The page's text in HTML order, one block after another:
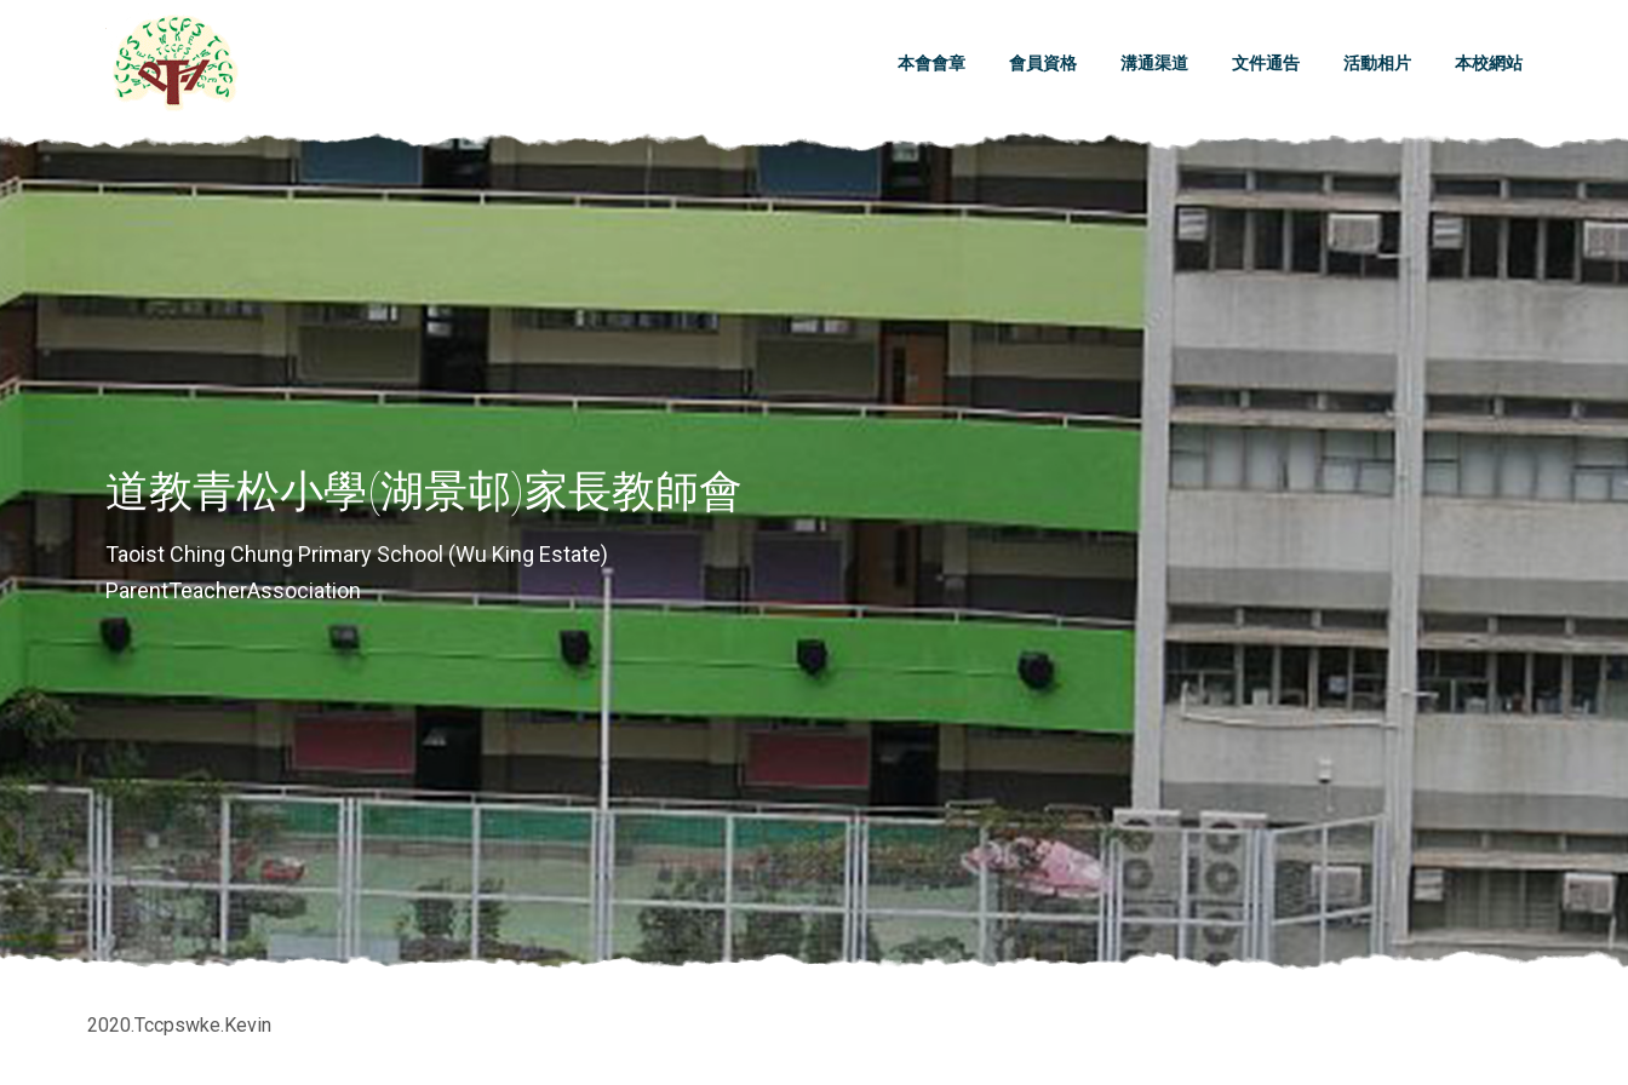
本會會章 會員資格 溝通渠道 文件通告 活動相片 本校網站
道教青松小學(湖景邨)家長教師會
Taoist Ching Chung Primary School (Wu King Estate)
ParentTeacherAssociation
2020.Tccpswke.Kevin